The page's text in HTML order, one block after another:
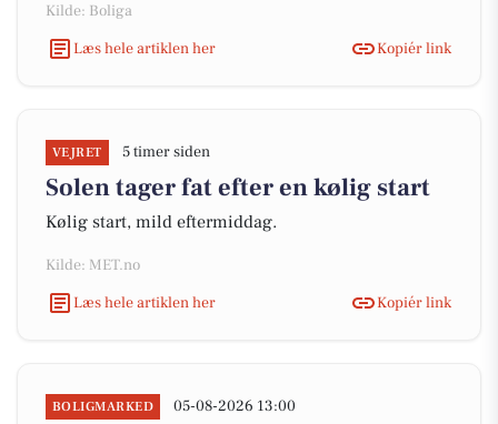
Kilde: Boliga
Læs hele artiklen her
Kopiér link
VEJRET 5 timer siden
Solen tager fat efter en kølig start
Kølig start, mild eftermiddag.
Kilde: MET.no
Læs hele artiklen her
Kopiér link
BOLIGMARKED 05-08-2026 13:00